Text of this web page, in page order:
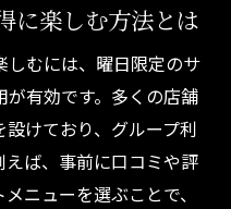
に楽しむ方法とは
しむには、曜日限定のサ
有効です。多くの店舗
けており、グループ利
ば、事前に口コミや評
ニューを選ぶことで、